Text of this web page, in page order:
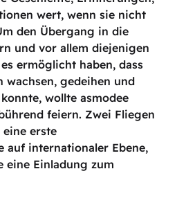
wert, wenn sie nicht
den Übergang in die
und vor allem diejenigen
ermöglicht haben, dass
wachsen, gedeihen und
wollte asmodee
feiern. Zwei Fliegen
erste
auf internationaler Ebene,
eine Einladung zum